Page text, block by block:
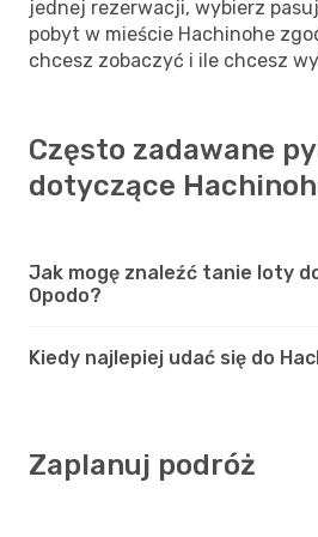
jednej rezerwacji, wybierz
pobyt w mieście Hachinohe
chcesz zobaczyć i ile chcesz
Często zadawane
dotyczące
Jak mogę znaleźć tanie loty
Opodo?
Kiedy najlepiej udać się do
Zaplanuj podróż